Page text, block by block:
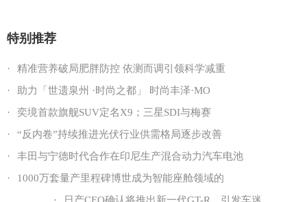
特别推荐
·
精准营养破局肥胖防控 依测而调引领科学减重
·
助力「世遗泉州 ·时尚之都」 时尚丰泽·MO
·
奕境首款旗舰SUV定名X9；三星SDI与梅赛
·
“反内卷”持续推进光伏行业供需格局逐步改善
·
丰田与宁德时代合作在印尼生产混合动力汽车电池
·
1000万套量产里程碑博世成为智能座舱领域的